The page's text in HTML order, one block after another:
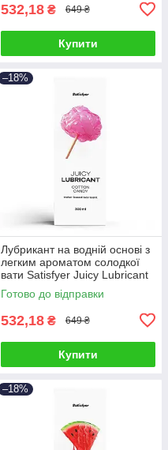
532,18 ₴ 649 ₴
Купити
–18%
Лубрикант на водній основі з
легким ароматом солодкої
вати Satisfyer Juicy Lubricant
300 мл Talla
Готово до відправки
532,18 ₴ 649 ₴
Купити
–18%